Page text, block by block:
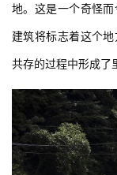
地。这是一个奇怪
建筑将标志着这个
共存的过程中形成了